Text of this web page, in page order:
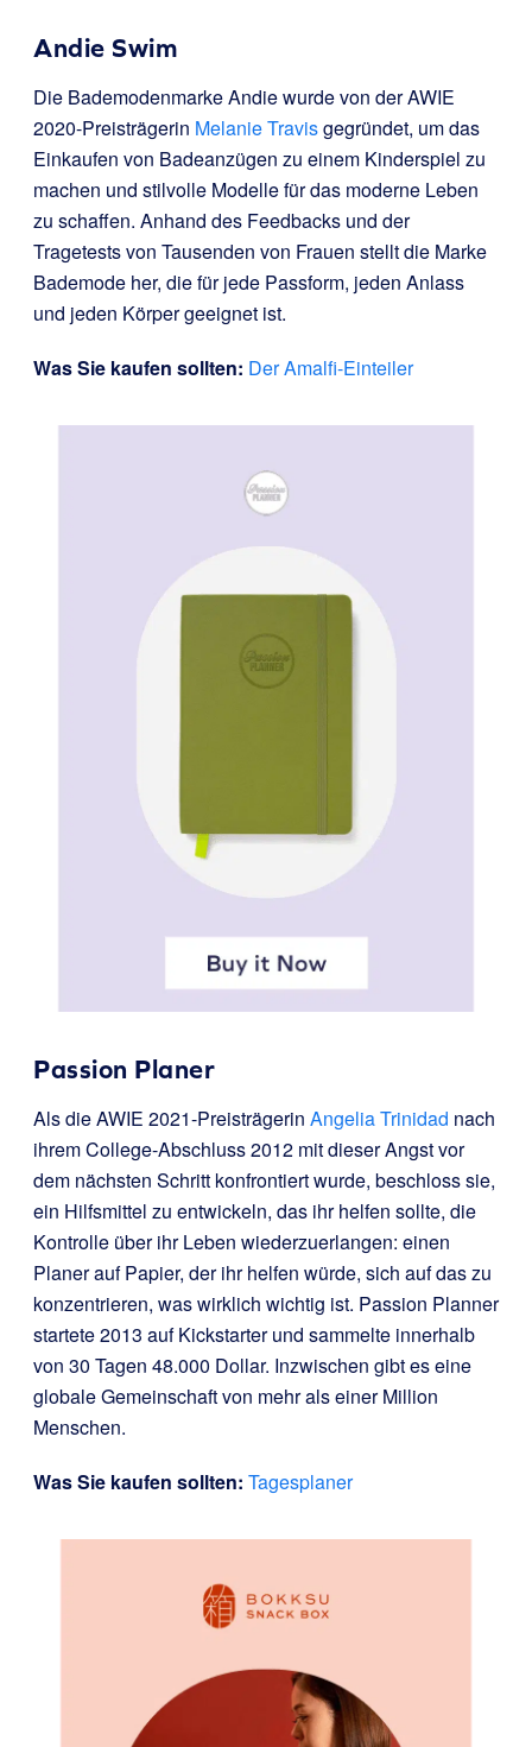
Andie Swim
Die Bademodenmarke Andie wurde von der AWIE
2020-Preisträgerin Melanie Travisgegründet, um das
Einkaufen von Badeanzügen zu einem Kinderspiel zu
machen und stilvolle Modelle für das moderne Leben
zu schaffen. Anhand des Feedbacks und der
Tragetests von Tausenden von Frauen stellt die Marke
Bademode her, die für jede Passform, jeden Anlass
und jeden Körper geeignet ist.
Was Sie kaufen sollten: Der Amalfi-Einteiler
Passion Planer
Als die AWIE 2021-Preisträgerin Angelia Trinidad nach
ihrem College-Abschluss 2012 mit dieser Angst vor
dem nächsten Schritt konfrontiert wurde, beschloss sie,
ein Hilfsmittel zu entwickeln, das ihr helfen sollte, die
Kontrolle über ihr Leben wiederzuerlangen: einen
Planer auf Papier, der ihr helfen würde, sich auf das zu
konzentrieren, was wirklich wichtig ist. Passion Planner
startete 2013 auf Kickstarter und sammelte innerhalb
von 30 Tagen 48.000 Dollar. Inzwischen gibt es eine
globale Gemeinschaft von mehr als einer Million
Menschen.
Was Sie kaufen sollten: Tagesplaner